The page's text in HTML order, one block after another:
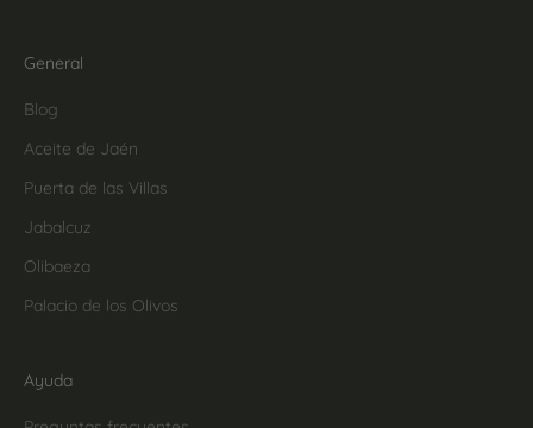
General
Blog
Aceite de Jaén
Puerta de las Villas
Jabalcuz
Olibaeza
Palacio de los Olivos
Ayuda